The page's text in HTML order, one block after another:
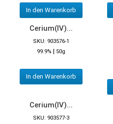
In den Warenkorb
Cerium(IV)...
SKU: 903576-1
99.9% | 50g
In den Warenkorb
Cerium(IV)...
SKU: 903577-3